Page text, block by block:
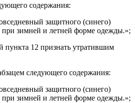
содержания:
защитного (синего)
при зимней и летней форме одежды.»;
пункта 12 признать утратившим
следующего содержания:
защитного (синего)
при зимней и летней форме одежды.»;